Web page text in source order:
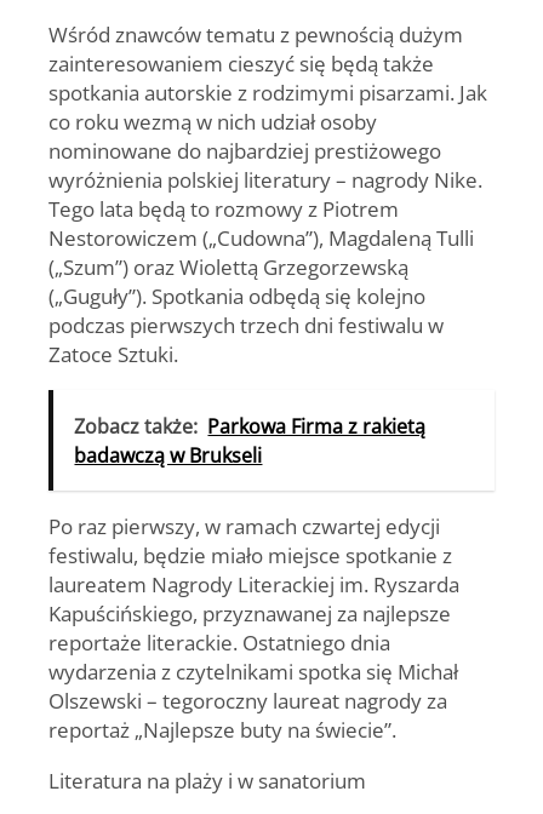
Wśród znawców tematu z pewnością dużym
zainteresowaniem cieszyć się będą także
spotkania autorskie z rodzimymi pisarzami. Jak
co roku wezmą w nich udział osoby
nominowane do najbardziej prestiżowego
wyróżnienia polskiej literatury – nagrody Nike.
Tego lata będą to rozmowy z Piotrem
Nestorowiczem („Cudowna”), Magdaleną Tulli
(„Szum”) oraz Wiolettą Grzegorzewską
(„Guguły”). Spotkania odbędą się kolejno
podczas pierwszych trzech dni festiwalu w
Zatoce Sztuki.
Zobacz także: Parkowa Firma z rakietą
badawczą w Brukseli
Po raz pierwszy, w ramach czwartej edycji
festiwalu, będzie miało miejsce spotkanie z
laureatem Nagrody Literackiej im. Ryszarda
Kapuścińskiego, przyznawanej za najlepsze
reportaże literackie. Ostatniego dnia
wydarzenia z czytelnikami spotka się Michał
Olszewski – tegoroczny laureat nagrody za
reportaż „Najlepsze buty na świecie”.
Literatura na plaży i w sanatorium